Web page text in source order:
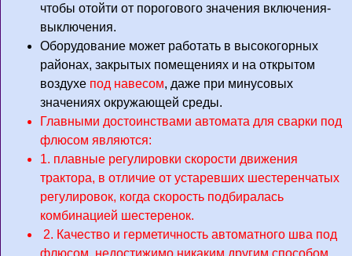
чтобы отойти от порогового значения включения-
выключения.
Оборудование может работать в высокогорных
районах, закрытых помещениях и на открытом
воздухе под навесом, даже при минусовых
значениях окружающей среды.
Главными достоинствами автомата для сварки под
флюсом являются:
1. плавные регулировки скорости движения
трактора, в отличие от устаревших шестеренчатых
регулировок, когда скорость подбиралась
комбинацией шестеренок.
2. Качество и герметичность автоматного шва под
флюсом, недостижимо никаким другим способом